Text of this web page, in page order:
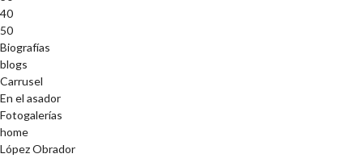
40
50
Biografías
blogs
Carrusel
En el asador
Fotogalerías
home
López Obrador